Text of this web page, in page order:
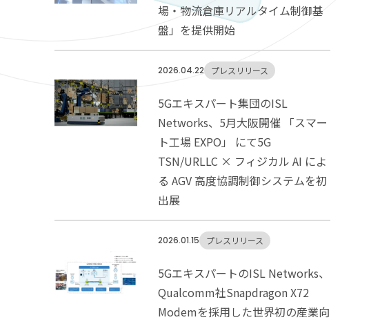
場・物流倉庫リアルタイム制御基
盤」を提供開始
2026.04.22 プレスリリース
5Gエキスパート集団のISL
Networks、5月大阪開催 「スマー
ト工場 EXPO」 にて5G
TSN/URLLC × フィジカル AI によ
る AGV 高度協調制御システムを初
出展
2026.01.15 プレスリリース
5GエキスパートのISL Networks、
Qualcomm社Snapdragon X72
Modemを採用した世界初の産業向